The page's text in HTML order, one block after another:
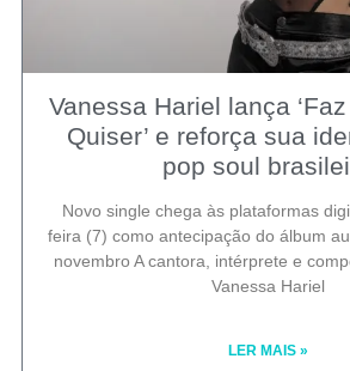
Vanessa Hariel lança
Quiser’ e reforça sua
pop soul
Novo single chega às plataformas
feira (7) como antecipação do álbum
novembro A cantora, intérprete e
Vanessa Hariel
LER MAIS »